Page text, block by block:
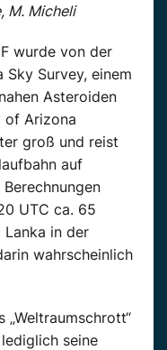
M. Micheli
wurde von der
Sky Survey, einem
Asteroiden
of Arizona
groß und reist
auf
UTC ca. 65
in der
wahrscheinlich
seine